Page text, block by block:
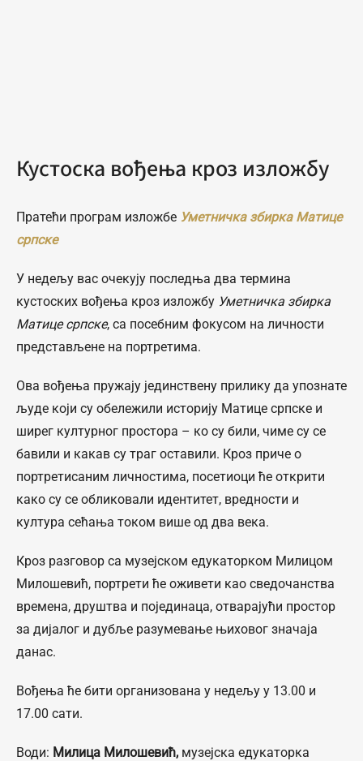
Кустоска вођења кроз изложбу
Пратећи програм изложбе Уметничка збирка Матице
српске
У недељу вас очекују последња два термина
кустоских вођења кроз изложбу Уметничка збирка
Матице српске, са посебним фокусом на личности
представљене на портретима.
Ова вођења пружају јединствену прилику да упознате
људе који су обележили историју Матице српске и
ширег културног простора – ко су били, чиме су се
бавили и какав су траг оставили. Кроз приче о
портретисаним личностима, посетиоци ће открити
како су се обликовали идентитет, вредности и
култура сећања током више од два века.
Кроз разговор са музејском едукаторком Милицом
Милошевић, портрети ће оживети као сведочанства
времена, друштва и појединаца, отварајући простор
за дијалог и дубље разумевање њиховог значаја
данас.
Вођења ће бити организована у недељу у 13.00 и
17.00 сати.
Води: Милица Милошевић, музејска едукаторка